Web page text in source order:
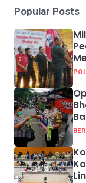
Popular Posts